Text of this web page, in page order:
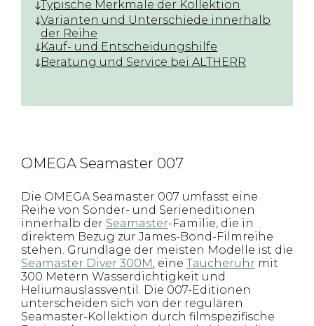
Typische Merkmale der Kollektion
Varianten und Unterschiede innerhalb
der Reihe
Kauf- und Entscheidungshilfe
Beratung und Service bei ALTHERR
OMEGA Seamaster 007
Die OMEGA Seamaster 007 umfasst eine
Reihe von Sonder- und Serieneditionen
innerhalb der Seamaster-Familie, die in
direktem Bezug zur James-Bond-Filmreihe
stehen. Grundlage der meisten Modelle ist die
Seamaster Diver 300M, eine Taucheruhr mit
300 Metern Wasserdichtigkeit und
Heliumauslassventil. Die 007-Editionen
unterscheiden sich von der regulären
Seamaster-Kollektion durch filmspezifische